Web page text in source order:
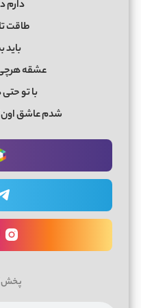
دارم
طاقت
عشقه
با تو
شدم عاشق
پخش